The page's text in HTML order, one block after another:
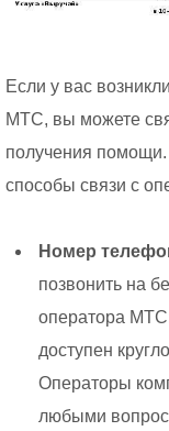
Если у вас возникли
МТС, вы можете
получения
способы связи с
Номер
позвонить на
оператора
доступен
Операторы
любыми